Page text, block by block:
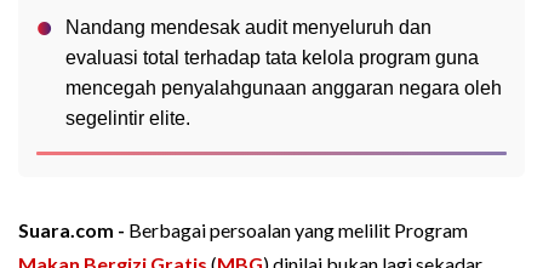
Nandang mendesak audit menyeluruh dan
evaluasi total terhadap tata kelola program guna
mencegah penyalahgunaan anggaran negara oleh
segelintir elite.
Suara.com - Berbagai persoalan yang melilit Program